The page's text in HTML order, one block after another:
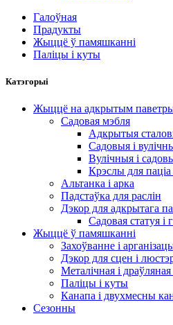
Галоўная
Прадукты
Жыццё ў памяшканні
Паліцы і куты
Катэгорыі
Жыццё на адкрытым
Садовая мэбля
Адкрытыя
Садовыя і
Вулічныя і
Крэслы для паціа
Альтанка і арка
Падстаўка для раслін
Дэкор для адкрытага
Садовая статуя і
Жыццё ў памяшканні
Захоўванне і
Дэкор для сцен і
Металічная і
Паліцы і куты
Канапа і двухмесны
Сезонны